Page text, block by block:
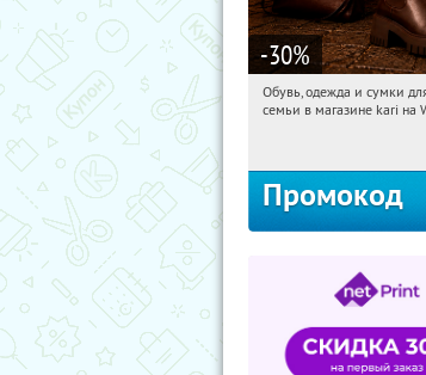
-30%
17:25:45
Обувь, одежда и сумки
семьи в магазине kari на
Промокод